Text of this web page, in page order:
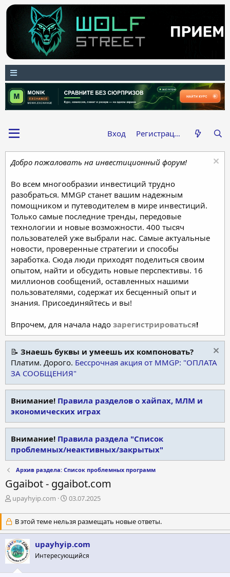
Вход Регистрация
Добро пожаловать на инвестиционный форум!
Во всем многообразии инвестиций трудно
разобраться. MMGP станет вашим надежным
помощником и путеводителем в мире инвестиций.
Только самые последние тренды, передовые
технологии и новые возможности. 400 тысяч
пользователей уже выбрали нас. Самые актуальные
новости, проверенные стратегии и способы
заработка. Сюда люди приходят поделиться своим
опытом, найти и обсудить новые перспективы. 16
миллионов сообщений, оставленных нашими
пользователями, содержат их бесценный опыт и
знания. Присоединяйтесь и вы!
Впрочем, для начала надо зарегистрироваться!
📝 Знаешь буквы и умеешь их компоновать?
Платим. Дорого. Бессрочная акция от MMGP: "ОПЛАТА
ЗА СООБЩЕНИЯ"
Внимание! Правила разделов о хайпах, МЛМ и
экономических играх
Внимание! Правила раздела "Список
проблемных/неактивных/закрытых"
Архив раздела: Список проблемных программ
Ggaibot - ggaibot.com
А
т
о
р
т
е
м
ы
upayhyip.com
Д
т
а
н
а
ч
л
03.07.2025
В этой теме нельзя размещать новые ответы.
upayhyip.com
Интересующийся